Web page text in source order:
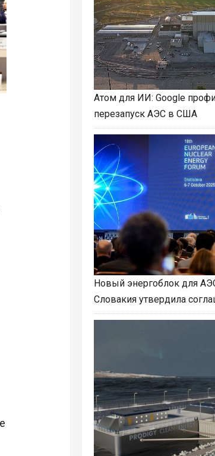
Атом для ИИ: Google
перезапуск АЭС в США
Новый энергоблок для
Словакия утвердила